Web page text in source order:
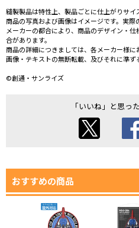
縫製製品は特性上、製品ごとに仕上がりサイ
商品の写真および画像はイメージです。実際
メーカーの都合により、商品のデザイン・
合があります。
商品の詳細につきましては、各メーカー様に
画像・テキストの無断転載、及びそれに準ず
©創通・サンライズ
「いいね」と思っ
おすすめの商品